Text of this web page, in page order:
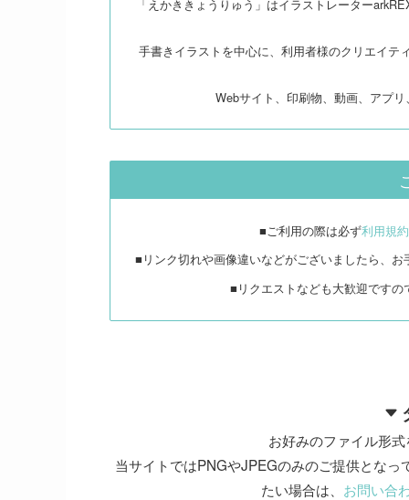
「えかききょうりゅう」はイラストレーター
手書きイラストを中心に、利用者様のクリエイテ
Webサイト、印刷物、動画、アプ
■ご利用の際は必ず利用規約
■リンク切れや画像違いなどがございましたら、お
■リクエストなども大歓迎ですの
お好みのファイル形
当サイトではPNGやJPEGのみのご提供とな
たい場合は、 お問い合